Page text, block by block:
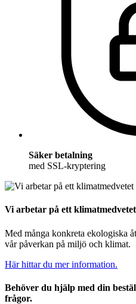
Säker betalning
med SSL-kryptering
Vi arbetar på ett
Med många konkreta ekologiska
vår påverkan på miljö och klimat.
Här hittar du mer information.
Behöver du hjälp med din
frågor.